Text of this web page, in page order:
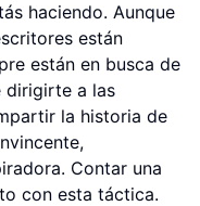
haciendo. Aunque
están
están en busca de
dirigirte a las
la historia de
Contar una
con esta táctica.